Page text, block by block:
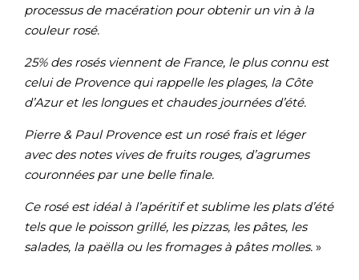
processus de macération pour obtenir un vin à la
couleur rosé.
25% des rosés viennent de France, le plus connu est
celui de Provence qui rappelle les plages, la Côte
d’Azur et les longues et chaudes journées d’été.
Pierre & Paul Provence est un rosé frais et léger
avec des notes vives de fruits rouges, d’agrumes
couronnées par une belle finale.
Ce rosé est idéal à l’apéritif et sublime les plats d’été
tels que le poisson grillé, les pizzas, les pâtes, les
salades, la paëlla ou les fromages à pâtes molles. »